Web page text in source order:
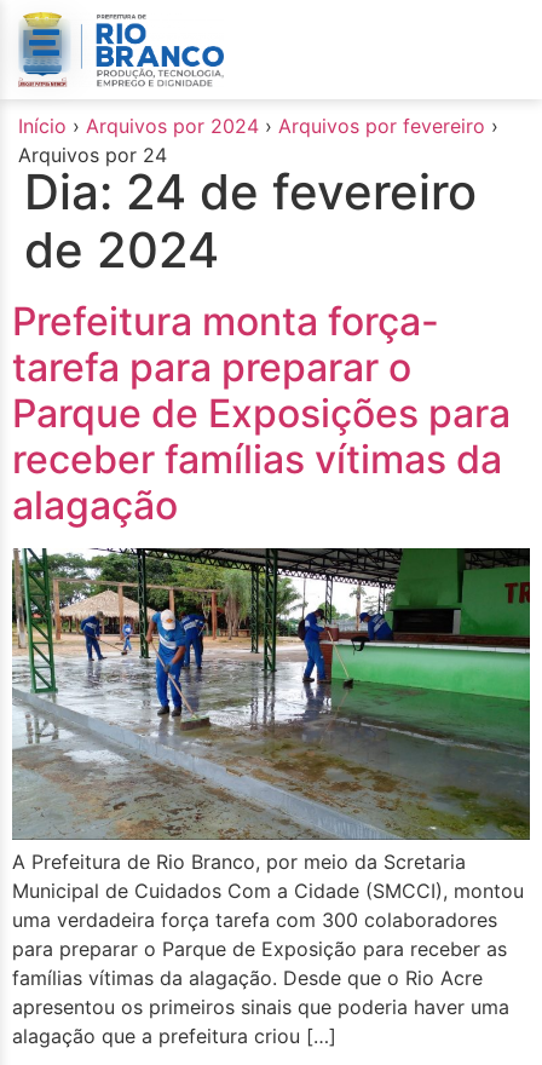
conteúdo
Início › Arquivos por 2024 › Arquivos por fevereiro ›
Arquivos por 24
Dia: 24 de fevereiro
de 2024
Prefeitura monta força-
tarefa para preparar o
Parque de Exposições para
receber famílias vítimas da
alagação
A Prefeitura de Rio Branco, por meio da Scretaria
Municipal de Cuidados Com a Cidade (SMCCI), montou
uma verdadeira força tarefa com 300 colaboradores
para preparar o Parque de Exposição para receber as
famílias vítimas da alagação. Desde que o Rio Acre
apresentou os primeiros sinais que poderia haver uma
alagação que a prefeitura criou […]